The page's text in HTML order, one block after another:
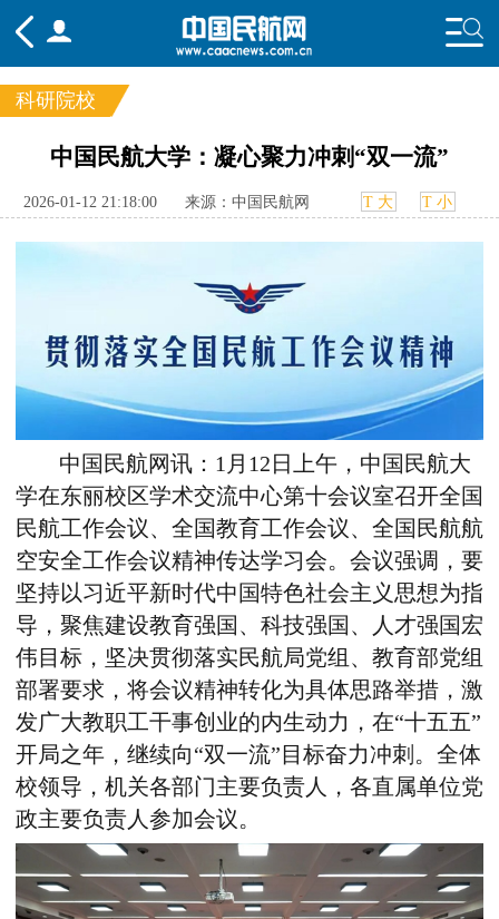
频道
国内 国际
行业
科研院校
中国民航大学：凝心聚力冲刺“双一流”
2026-01-12 21:18:00 来源：中国民航网 T 大 T 小
中国民航网讯：1 月 12 日上午，中国民航大
学在东丽校区学术交流中心第十会议室召开全国
民航工作会议、全国教育工作会议、全国民航航
空安全工作会议精神传达学习会。会议强调，要
坚持以习近平新时代中国特色社会主义思想为指
导，聚焦建设教育强国、科技强国、人才强国宏
伟目标，坚决贯彻落实民航局党组、教育部党组
部署要求，将会议精神转化为具体思路举措，激
发广大教职工干事创业的内生动力，在“十五五”
开局之年，继续向“双一流”目标奋力冲刺。全体
校领导，机关各部门主要负责人，各直属单位党
政主要负责人参加会议。